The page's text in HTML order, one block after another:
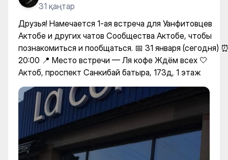
31 қаңтар
Друзья! Намечается 1-ая встреча для Уанфитовцев
Актобе и других чатов Сообщества Актобе, чтобы
познакомиться и пообщаться. 📅 31 января (сегодня)
20:00 📍 Место встречи — Ля кофе Ждём всех 🤍
Актоб, проспект Санкибай батыра, 173д, 1 этаж